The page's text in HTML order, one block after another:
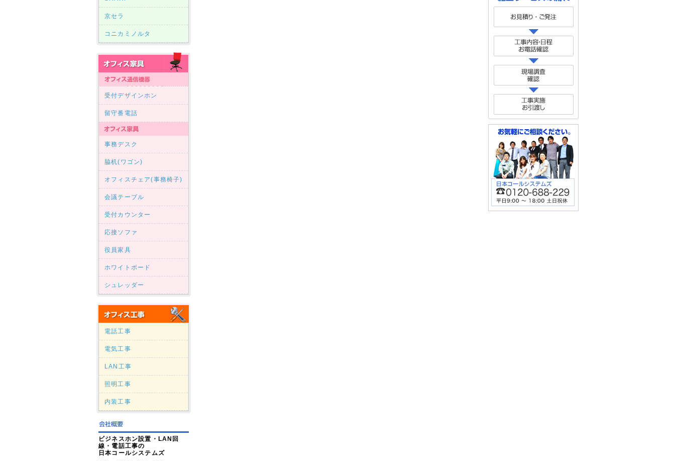
京セラ
コニカミノルタ
受付デザインホン
留守番電話
事務デスク
脇机(ワゴン)
オフィスチェア(事務椅子)
会議テーブル
受付カウンター
応接ソファ
役員家具
ホワイトボード
シュレッダー
電話工事
電気工事
LAN工事
照明工事
内装工事
ビジネスホン設置・LAN回
線・電話工事の
日本コールシステムズ